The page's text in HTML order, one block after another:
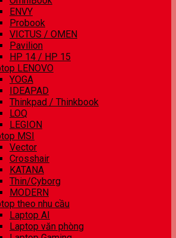
ENVY
Probook
VICTUS / OMEN
Pavilion
HP 14 / HP 15
LENOVO
YOGA
IDEAPAD
Thinkpad / Thinkbook
LOQ
LEGION
MSI
Vector
Crosshair
KATANA
Thin/Cyborg
MODERN
theo nhu cầu
Laptop AI
Laptop văn phòng